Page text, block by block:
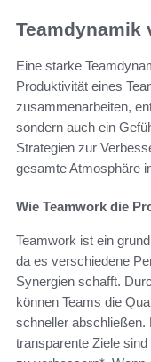
Teamdynamik
Eine starke
Produktivität eines
zusammenarbeiten,
sondern auch ein
Strategien zur
gesamte Atmosphäre
Wie Teamwork die
Teamwork ist ein
da es verschiedene
Synergien schafft.
können Teams die
schneller abschließen.
transparente Ziele